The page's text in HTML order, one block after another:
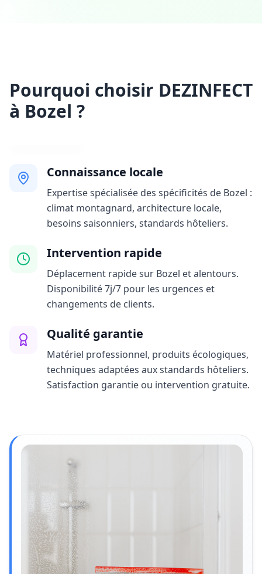
Pourquoi choisir DEZINFECT
à Bozel ?
Connaissance locale
Expertise spécialisée des spécificités de Bozel :
climat montagnard, architecture locale,
besoins saisonniers, standards hôteliers.
Intervention rapide
Déplacement rapide sur Bozel et alentours.
Disponibilité 7j/7 pour les urgences et
changements de clients.
Qualité garantie
Matériel professionnel, produits écologiques,
techniques adaptées aux standards hôteliers.
Satisfaction garantie ou intervention gratuite.